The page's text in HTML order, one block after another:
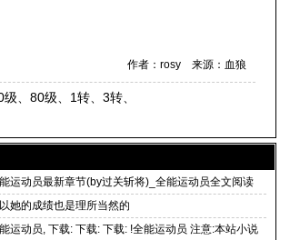
作者：rosy 来源：血狼
、80级、1转、3转、
运动员最新章节(by过关斩将)_全能运动员全文阅读
她的成绩也是理所当然的
运动员, 下载: 下载: 下载: !全能运动员 注意:本站小说